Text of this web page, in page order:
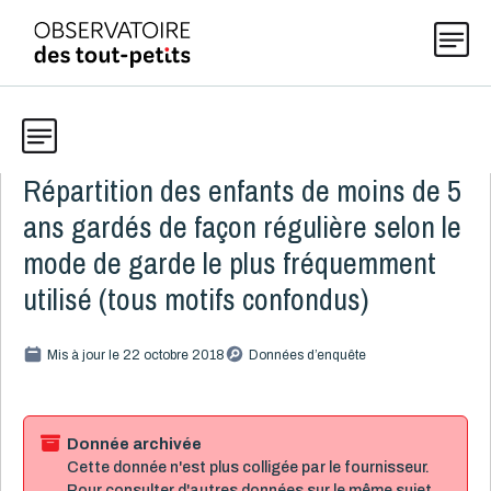
Thématiques
Explorer les données 0-5
Publications
À propos
Données
Toute la liste (199)
Démographie
Développement
Répartition des enfants de moins de 5
ans gardés de façon régulière selon le
mode de garde le plus fréquemment
utilisé (tous motifs confondus)
Mis à jour le 22 octobre 2018 Données d’enquête
Donnée archivée
Cette donnée n'est plus colligée par le fournisseur.